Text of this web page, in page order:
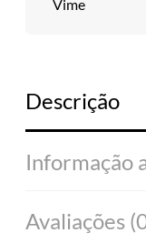
Vime
Descrição
Informação
Avaliações